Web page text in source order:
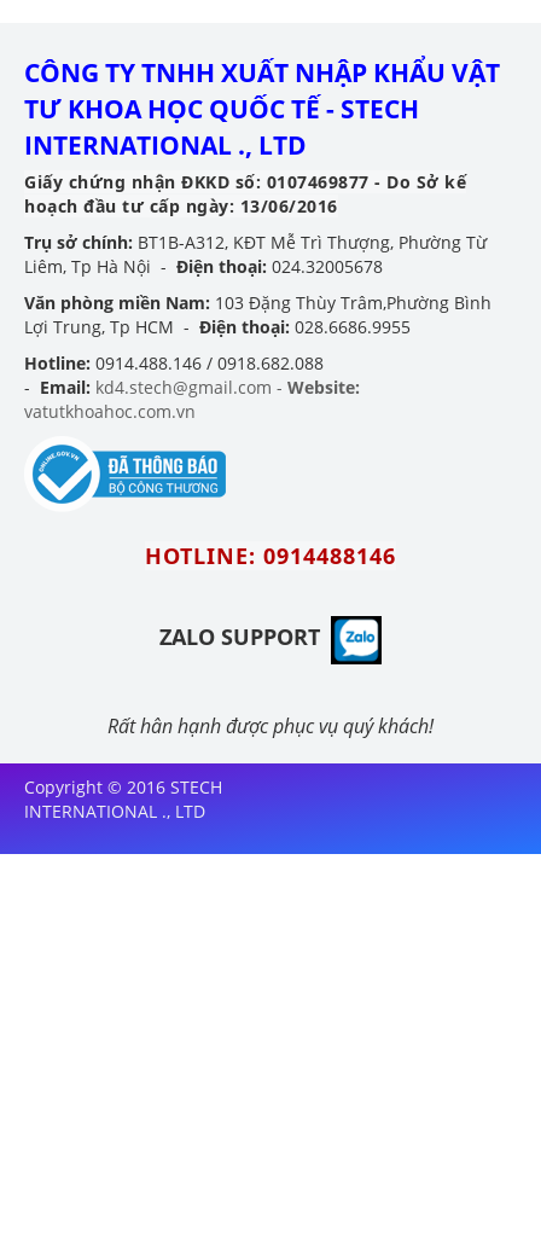
CÔNG TY TNHH XUẤT NHẬP KHẨU VẬT
TƯ KHOA HỌC QUỐC TẾ - STECH
INTERNATIONAL ., LTD
Giấy chứng nhận ĐKKD số: 0107469877 - Do Sở kế
hoạch đầu tư cấp ngày: 13/06/2016
Trụ sở chính: BT1B-A312, KĐT Mễ Trì Thượng, Phường Từ
Liêm, Tp Hà Nội - Điện thoại: 024.32005678
Văn phòng miền Nam: 103 Đặng Thùy Trâm,Phường Bình
Lợi Trung, Tp HCM - Điện thoại: 028.6686.9955
Hotline: 0914.488.146 / 0918.682.088
- Email: kd4.stech@gmail.com - Website:
vatutkhoahoc.com.vn
HOTLINE: 0914488146
ZALO SUPPORT
Rất hân hạnh được phục vụ quý khách!
Copyright © 2016 STECH
INTERNATIONAL ., LTD